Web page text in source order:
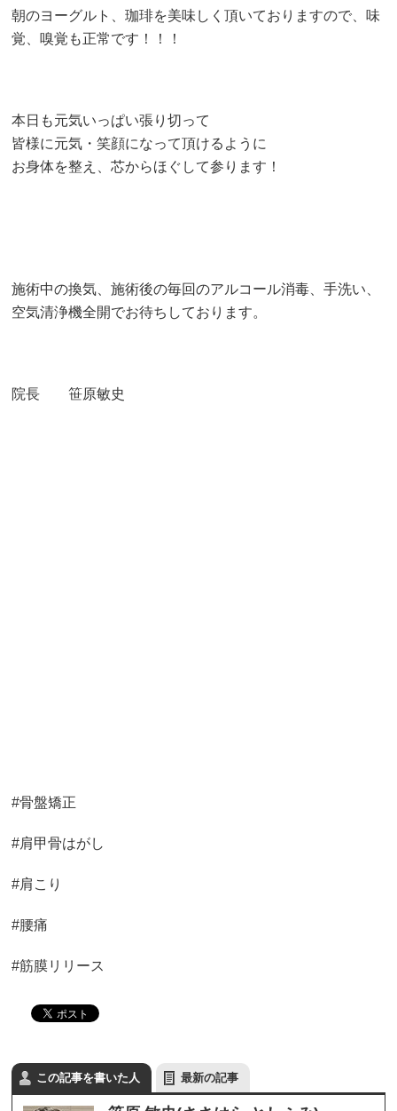
朝のヨーグルト、珈琲を美味しく頂いておりますので、味
覚、嗅覚も正常です！！！
本日も元気いっぱい張り切って
皆様に元気・笑顔になって頂けるように
お身体を整え、芯からほぐして参ります！
施術中の換気、施術後の毎回のアルコール消毒、手洗い、
空気清浄機全開でお待ちしております。
院長 笹原敏史
#骨盤矯正
#肩甲骨はがし
#肩こり
#腰痛
#筋膜リリース
この記事を書いた人 最新の記事